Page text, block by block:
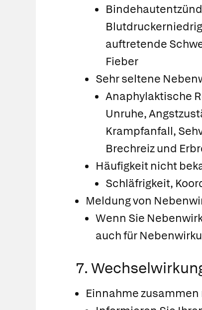
auftretende
Fieber
Sehr seltene
Anaphylaktische
Unruhe,
Krampfanfall,
Brechreiz und
Häufigkeit nicht
Schläfrigkeit,
Meldung von
Wenn Sie
auch für
7.
Einnahme